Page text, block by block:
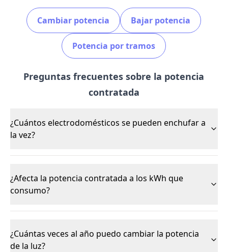
Cambiar potencia Bajar potencia
Potencia por tramos
Preguntas frecuentes sobre la potencia
contratada
¿Cuántos electrodomésticos se pueden enchufar a
la vez?
¿Afecta la potencia contratada a los kWh que
consumo?
¿Cuántas veces al año puedo cambiar la potencia
de la luz?